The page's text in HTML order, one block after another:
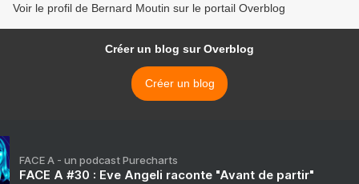
Voir le profil de Bernard Moutin sur le portail Overblog
Créer un blog sur Overblog
Créer un blog
FACE A - un podcast Purecharts
FACE A #30 : Eve Angeli raconte "Avant de partir"